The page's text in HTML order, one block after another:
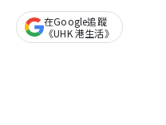
在Google追蹤
《UHK 港生活》